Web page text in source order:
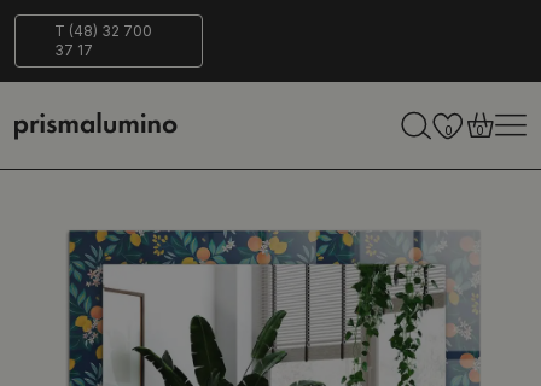
T (48) 32 700
37 17
Bezpieczna
dostawa
ECO-
0 0